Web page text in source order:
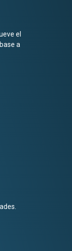
el
a